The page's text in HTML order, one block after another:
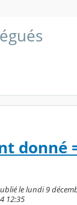
donné
le lundi 9
12:35